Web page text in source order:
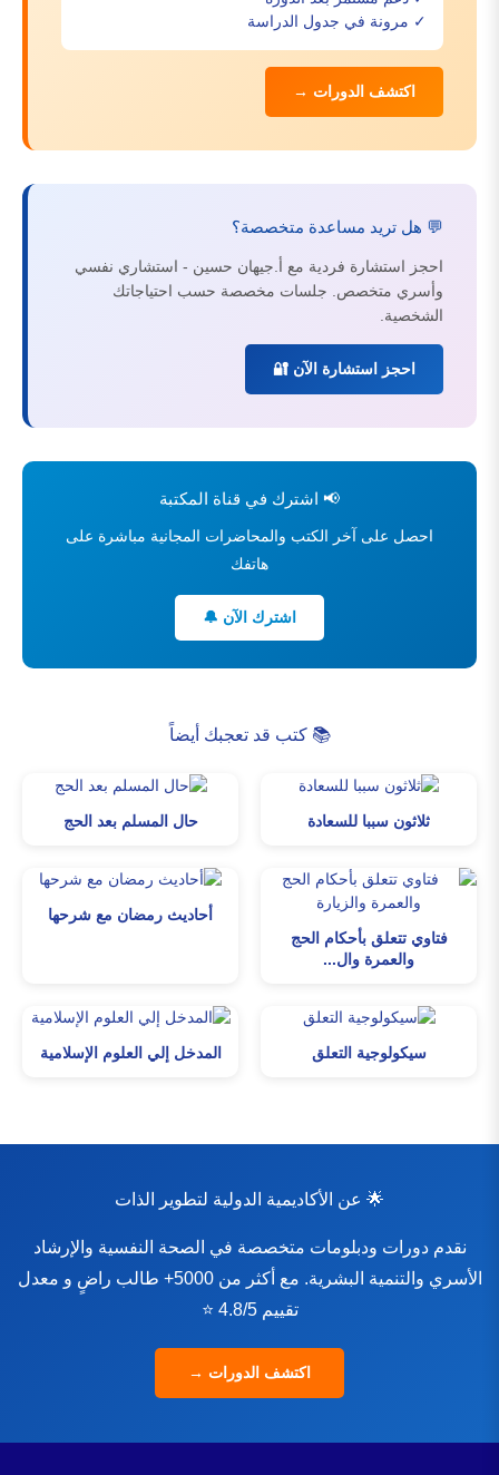
✓ مرونة في جدول الدراسة
اكتشف الدورات →
💬 هل تريد مساعدة متخصصة؟
احجز استشارة فردية مع أ.جيهان حسين - استشاري نفسي
وأسري متخصص. جلسات مخصصة حسب احتياجاتك
الشخصية.
احجز استشارة الآن 🔐
📢 اشترك في قناة المكتبة
احصل على آخر الكتب والمحاضرات المجانية مباشرة على
هاتفك
اشترك الآن 🔔
📚 كتب قد تعجبك أيضاً
ثلاثون سببا للسعادة حال المسلم بعد الحج
فتاوي تتعلق بأحكام الحج
والعمرة وال...
أحاديث رمضان مع شرحها
سيكولوجية التعلق المدخل إلي العلوم الإسلامية
🌟 عن الأكاديمية الدولية لتطوير الذات
نقدم دورات ودبلومات متخصصة في الصحة النفسية والإرشاد
الأسري والتنمية البشرية. مع أكثر من 5000+ طالب راضٍ و معدل
تقييم 4.8/5 ⭐
اكتشف الدورات →